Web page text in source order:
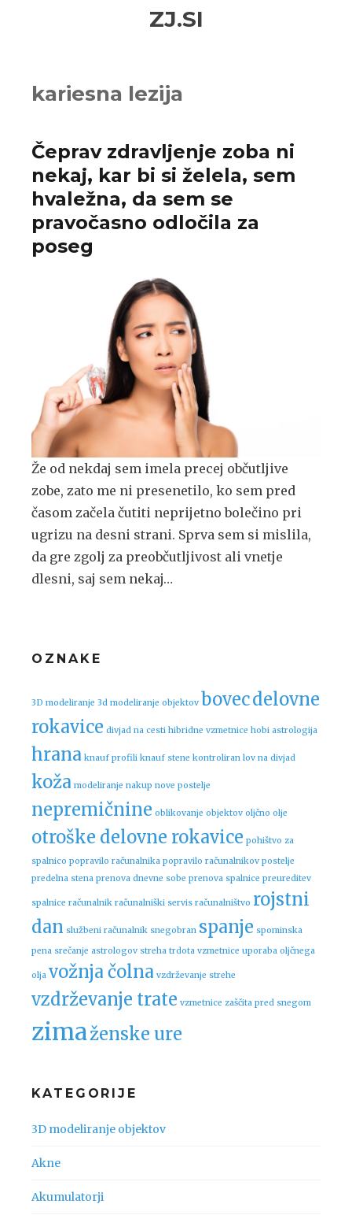
ZJ.SI
kariesna lezija
Čeprav zdravljenje zoba ni
nekaj, kar bi si želela, sem
hvaležna, da sem se
pravočasno odločila za
poseg
Že od nekdaj sem imela precej občutljive
zobe, zato me ni presenetilo, ko sem pred
časom začela čutiti neprijetno bolečino pri
ugrizu na desni strani. Sprva sem si mislila,
da gre zgolj za preobčutljivost ali vnetje
dlesni, saj sem nekaj…
OZNAKE
3D modeliranje 3d modeliranje objektov bovecdelovne
rokavice divjad na cesti hibridne vzmetnice hobi astrologija
hrana knauf profili knauf stene kontroliran lov na divjad
koža modeliranje nakup nove postelje
nepremičnine oblikovanje objektov oljčno olje
otroške delovne rokavice pohištvo za
spalnico popravilo računalnika popravilo računalnikov postelje
predelna stena prenova dnevne sobe prenova spalnice preureditev
spalnice računalnik računalniški servis računalništvo rojstni
dan službeni računalnik snegobran spanje spominska
pena srečanje astrologov streha trdota vzmetnice uporaba oljčnega
olja vožnja čolna vzdrževanje strehe
vzdrževanje trate vzmetnice zaščita pred snegom
zimaženske ure
KATEGORIJE
3D modeliranje objektov
Akne
Akumulatorji